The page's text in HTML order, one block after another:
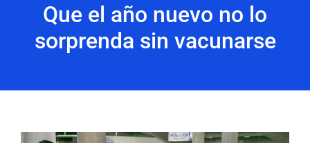
La Empresa
Atención y Servicios a la Ciudadanía
Que el año nuevo no lo
sorprenda sin vacunarse